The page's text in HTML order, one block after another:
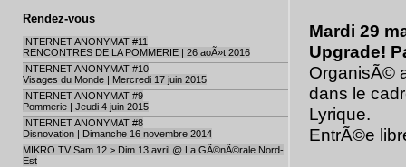
Rendez-vous
INTERNET ANONYMAT #11
RENCONTRES DE LA POMMERIE | 26 aoÃ»t 2016
INTERNET ANONYMAT #10
Visages du Monde | Mercredi 17 juin 2015
INTERNET ANONYMAT #9
Pommerie | Jeudi 4 juin 2015
INTERNET ANONYMAT #8
Disnovation | Dimanche 16 novembre 2014
MIKRO.TV Sam 12 > Dim 13 avril @ La GÃ©nÃ©rale Nord-
Est
Mardi 29
Upgrade!
OrganisÃ©
dans le
Lyrique.
EntrÃ©e